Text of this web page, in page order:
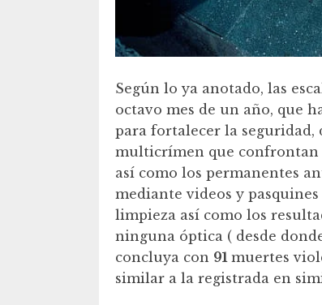
Según lo ya anotado, las
octavo mes de un año, que
para fortalecer la seguridad,
multicrímen que confrontan
así como los permanentes
mediante videos y
limpieza así como los
ninguna óptica ( desde
concluya con 91 muertes
similar a la registrada en